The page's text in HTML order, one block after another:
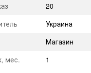
20
Украина
Магазин
мес.
1